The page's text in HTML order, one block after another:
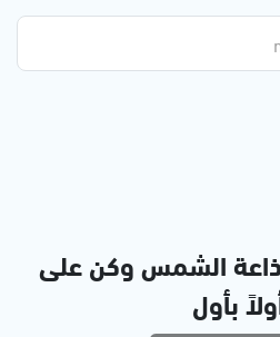
الشمس وكن على
بأول